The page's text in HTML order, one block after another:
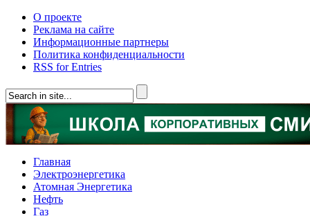
О проекте
Реклама на сайте
Информационные партнеры
Политика конфиденциальности
RSS for Entries
Главная
Электроэнергетика
Атомная Энергетика
Нефть
Газ